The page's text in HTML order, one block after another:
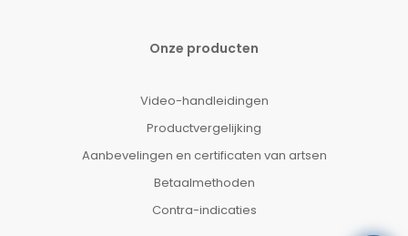
Onze producten
Video-handleidingen
Productvergelijking
Aanbevelingen en certificaten van artsen
Betaalmethoden
Contra-indicaties